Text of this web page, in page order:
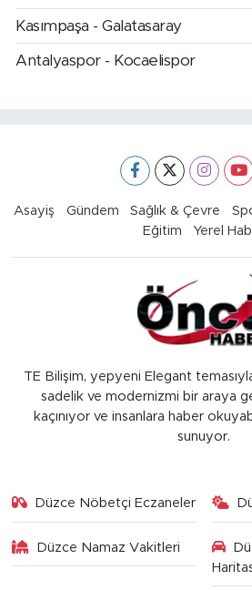
Kasımpaşa - Galatasaray
Antalyaspor - Kocaelispor
Asayiş Gündem Sağlık & Çevre
Eğitim
Yerel
TE Bilişim, yepyeni Elegant
sadelik ve modernizmi bir araya
kaçınıyor ve insanlara haber
sunuyor.
Düzce Nöbetçi Eczaneler
Düzce Namaz Vakitleri